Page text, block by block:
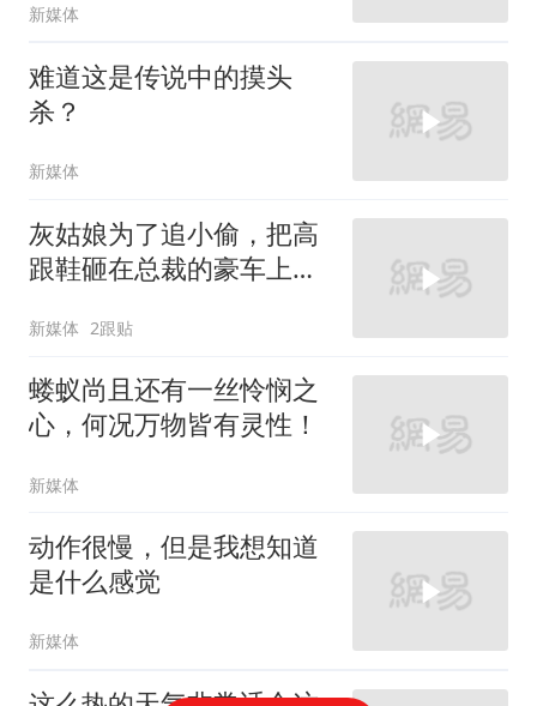
新媒体
难道这是传说中的摸头
杀？
新媒体
灰姑娘为了追小偷，把高
跟鞋砸在总裁的豪车上，
新媒体 2跟贴
蝼蚁尚且还有一丝怜悯之
心，何况万物皆有灵性！
新媒体
动作很慢，但是我想知道
是什么感觉
新媒体